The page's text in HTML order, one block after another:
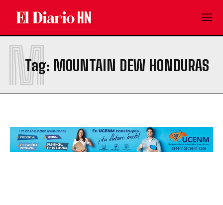
Tag: MOUNTAIN DEW HONDURAS
M